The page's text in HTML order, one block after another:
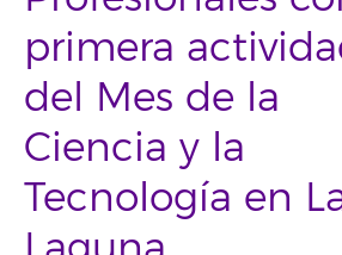
primera
del Mes de la
Ciencia y la
Tecnología en